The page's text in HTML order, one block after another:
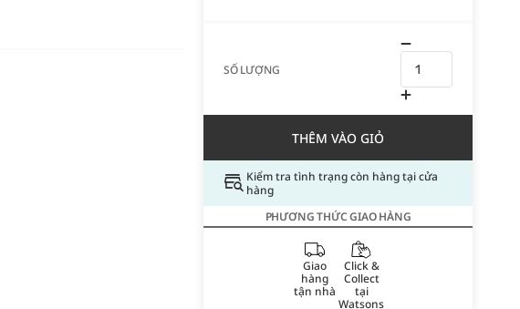
SỐ LƯỢNG
THÊM VÀO GIỎ
Kiểm tra tình trạng còn hàng tại cửa
hàng
PHƯƠNG THỨC GIAO HÀNG
Giao
hàng
tận nhà
Click &
Collect
tại
Watsons